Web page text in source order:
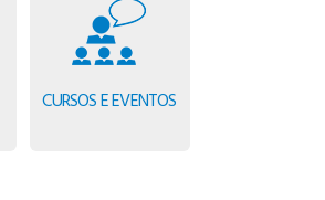
CURSOS E EVENTOS